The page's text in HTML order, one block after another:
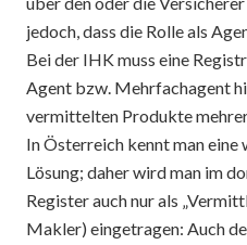
jedoch, dass die Rolle als
Bei der IHK muss eine
Agent bzw. Mehrfachagent
vermittelten Produkte
In Österreich kennt man
Lösung; daher wird man im
Register auch nur als
Makler) eingetragen: Auch